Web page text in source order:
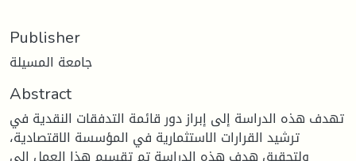
Publisher
جامعة المسيلة
Abstract
تهدف هذه الدراسة إلى إبراز دور قائمة التدفقات النقدية في
ترشيد القرارات الاستثمارية في المؤسسة الاقتصادية،